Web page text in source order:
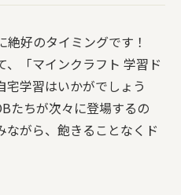
絶好のタイミングです！
「マインクラフト 学習ド
宅学習はいかがでしょう
たちが次々に登場するの
ながら、飽きることなくド